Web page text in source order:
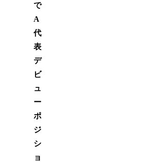
で
A
代
表
デ
ビ
ュ
ー
ポ
ジ
シ
ョ